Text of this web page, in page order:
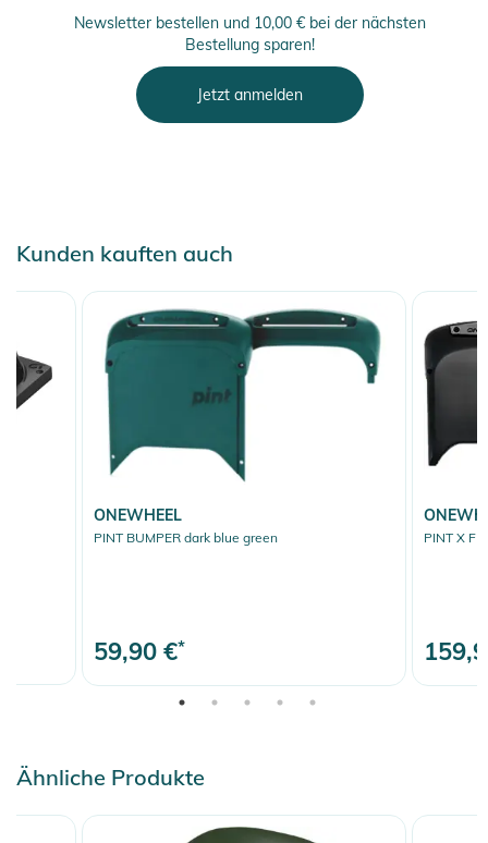
Newsletter bestellen und 10,00 € bei der nächsten
Bestellung sparen!
Jetzt anmelden
Kunden kauften auch
ONEWHEEL
PINT BUMPER dark blue green
59,90 €*
PINT X
Ähnliche Produkte